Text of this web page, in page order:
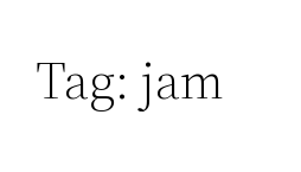
Tag: jam